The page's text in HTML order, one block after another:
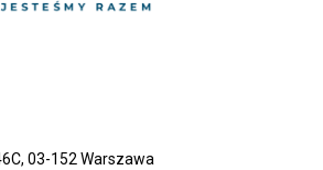
03-152 Warszawa